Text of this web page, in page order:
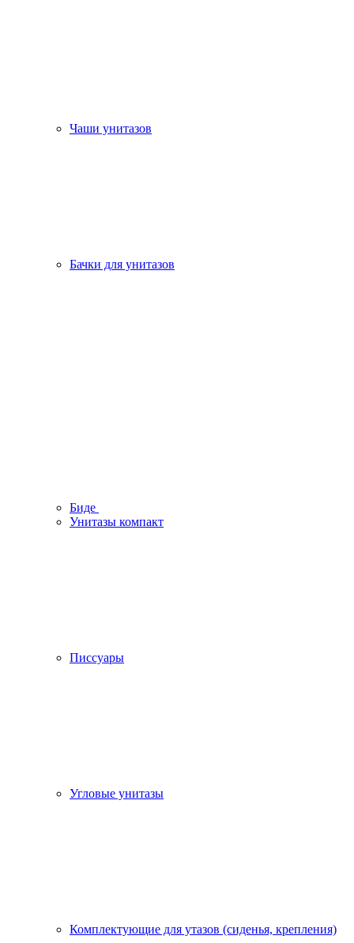
Чаши унитазов
Бачки для унитазов
Биде
Унитазы компакт
Писсуары
Угловые унитазы
Комплектующие для утазов (сиденья, крепления)